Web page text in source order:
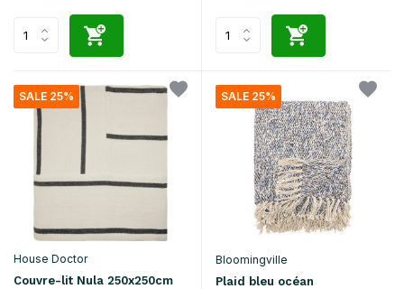
SALE 25%
House Doctor
Couvre-lit Nula 250x250cm
SALE 25%
Bloomingville
Plaid bleu océan